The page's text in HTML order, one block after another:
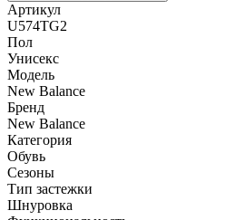
Артикул
U574TG2
Пол
Унисекс
Модель
New Balance
Бренд
New Balance
Категория
Обувь
Сезоны
Тип застежки
Шнуровка